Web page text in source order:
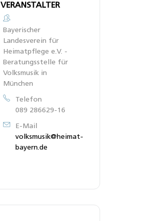
VERANSTALTER
Bayerischer
Landesverein für
Heimatpflege e.V. -
Beratungsstelle für
Volksmusik in
München
Telefon
089 286629-16
E-Mail
volksmusik@heimat-
bayern.de